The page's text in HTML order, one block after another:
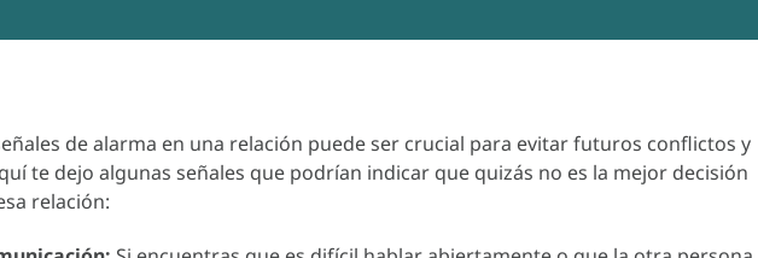
de alarma en una relación puede ser crucial para evitar futuros conflictos y
te dejo algunas señales que podrían indicar que quizás no es la mejor decisión
relación: